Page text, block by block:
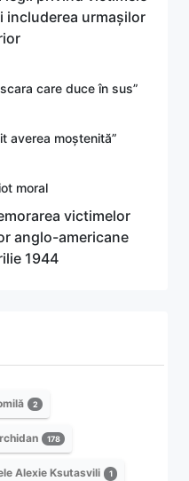
includerea urmașilor
care duce în sus”
averea moștenită”
moral
victimelor
anglo-americane
1944
2
178
Alexie Ksutasvili 1